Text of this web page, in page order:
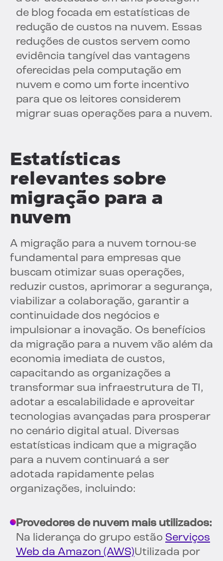
de blog focada em estatísticas de
redução de custos na nuvem. Essas
reduções de custos servem como
evidência tangível das vantagens
oferecidas pela computação em
nuvem e como um forte incentivo
para que os leitores considerem
migrar suas operações para a nuvem.
Estatísticas
relevantes sobre
migração para a
nuvem
A migração para a nuvem tornou-se
fundamental para empresas que
buscam otimizar suas operações,
reduzir custos, aprimorar a segurança,
viabilizar a colaboração, garantir a
continuidade dos negócios e
impulsionar a inovação. Os benefícios
da migração para a nuvem vão além da
economia imediata de custos,
capacitando as organizações a
transformar sua infraestrutura de TI,
adotar a escalabilidade e aproveitar
tecnologias avançadas para prosperar
no cenário digital atual. Diversas
estatísticas indicam que a migração
para a nuvem continuará a ser
adotada rapidamente pelas
organizações, incluindo:
Provedores de nuvem mais utilizados:
Na liderança do grupo estão Serviços
Web da Amazon (AWS)Utilizada por